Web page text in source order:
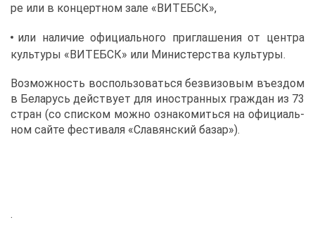
ре или в кон­церт­ном за­ле «ВИ­ТЕБСК»,
или на­ли­чие офи­ци­аль­но­го при­гла­ше­ния от цен­тра
куль­ту­ры «ВИ­ТЕБСК» или Ми­ни­стер­ства куль­ту­ры.
Воз­мож­ность вос­поль­зо­вать­ся без­ви­зо­вым въез­дом
в Бе­ла­русь дей­ству­ет для ино­стран­ных граж­дан из 73
стран (со спис­ком мож­но озна­ко­мить­ся на офи­ци­аль­
ном сай­те фе­сти­ва­ля «Сла­вян­ский ба­зар»).
.